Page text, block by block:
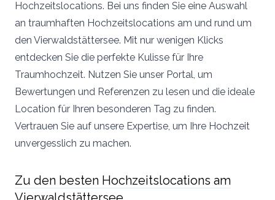
Hochzeitslocations. Bei uns finden Sie eine Auswahl
an traumhaften Hochzeitslocations am und rund um
den Vierwaldstättersee. Mit nur wenigen Klicks
entdecken Sie die perfekte Kulisse für Ihre
Traumhochzeit. Nutzen Sie unser Portal, um
Bewertungen und Referenzen zu lesen und die ideale
Location für Ihren besonderen Tag zu finden.
Vertrauen Sie auf unsere Expertise, um Ihre Hochzeit
unvergesslich zu machen.
Zu den besten Hochzeitslocations am